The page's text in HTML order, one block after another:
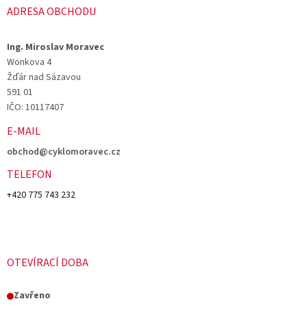
ADRESA OBCHODU
Ing. Miroslav Moravec
Wonkova 4
Žďár nad Sázavou
591 01
IČO: 10117407
E-MAIL
obchod@cyklomoravec.cz
TELEFON
+420 775 743 232
OTEVÍRACÍ DOBA
Zavřeno